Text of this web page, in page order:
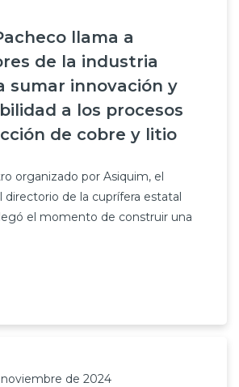
llama a
de la industria
sumar innovación y
a los procesos
de cobre y litio
organizado por Asiquim, el
directorio de la cuprífera estatal
el momento de construir una
de 2024